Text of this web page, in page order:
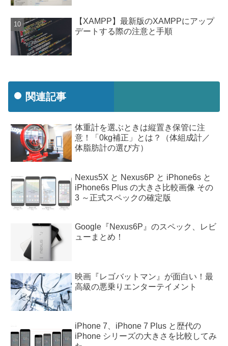
【XAMPP】最新版のXAMPPにアップ
デートする際の注意と手順
関連記事
体重計を選ぶときは縦置き保管に注
意！「0kg補正」とは？（体組成計／
体脂肪計の選び方）
Nexus5X と Nexus6P と iPhone6s と
iPhone6s Plus の大きさ比較画像 その
3 ～正式スペックの確定版
Google『Nexus6P』のスペック、レビ
ューまとめ！
映画『レゴバットマン』が面白い！最
高級の悪乗りエンターテイメント
iPhone 7、iPhone 7 Plus と歴代の
iPhone シリーズの大きさを比較してみ